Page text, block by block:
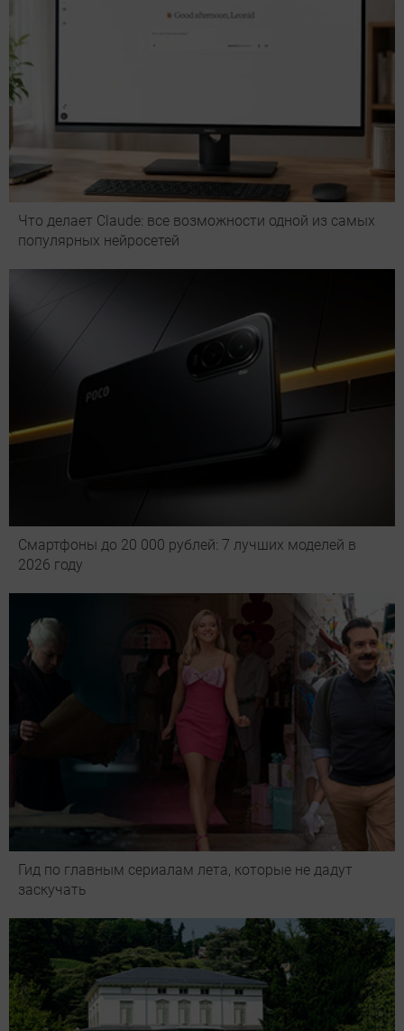
Что делает Сlaude: все возможности одной из самых
популярных нейросетей
Смартфоны до 20 000 рублей: 7 лучших моделей в
2026 году
Гид по главным сериалам лета, которые не дадут
заскучать